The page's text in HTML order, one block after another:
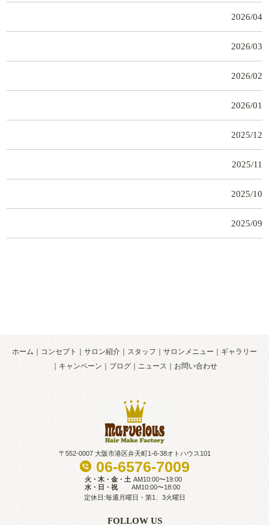
2026/04
2026/03
2026/02
2026/01
2025/12
2025/11
2025/10
2025/09
ホーム コンセプト サロン紹介 スタッフ サロンメニュー
ギャラリー
キャンペーン
ブログ ニュース お問い合わせ
〒552-0007 大阪市港区弁天町1-6-38オトハウス101
06-6576-7009
火・木・金・土 AM10:00〜19:00
水・日・祝
AM10:00〜18:00
定休日:毎週月曜日・第1、3火曜日
FOLLOW US